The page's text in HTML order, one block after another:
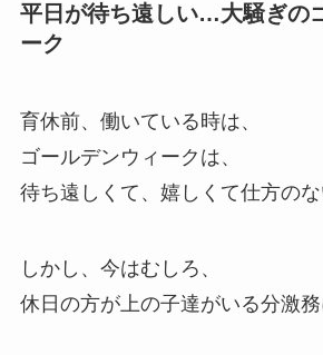
平日が待ち遠しい…大騒ぎの
ーク
育休前、働いている時は、
ゴールデンウィークは、
待ち遠しくて、嬉しくて仕方のな
しかし、今はむしろ、
休日の方が上の子達がいる分激務